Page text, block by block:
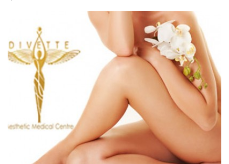
Μία συνεδρία Αποτρίχωσης σε Γάμπες ή Full Bikini
με 39€ ή 4 Συνεδρίες Αποτρίχωσης σε Γάμπες ή
Full Bikini με 150€ ή Μία Συνεδρία Αποτρίχωσης σε
Full Πόδια με 60€ ή 4 Συνεδρίες Αποτρίχωσης σε
Full Πόδια με 250€ (Έκπτωση 50%), Στο νέο
υπερπολυτελές και μοντέρνο χώρο του
πολυχώρου «Divette Aesthetic Medical Centre»
στην Γλυφάδα!!!